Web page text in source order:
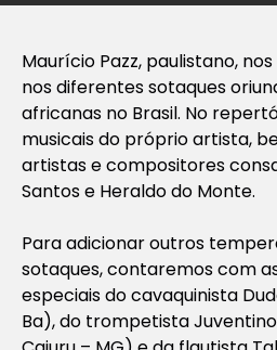
Maurício Pazz, paulistano,
nos diferentes sotaques
africanas no Brasil. No
musicais do próprio artista,
artistas e compositores
Santos e Heraldo do Monte.
Para adicionar outros
sotaques, contaremos com
especiais do cavaquinista
Ba), do trompetista